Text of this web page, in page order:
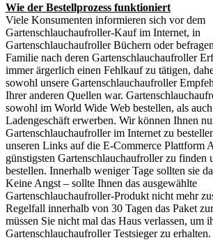
Wie der Bestellprozess funktioniert
Viele Konsumenten informieren sich vor dem
Gartenschlauchaufroller-Kauf im Internet, in
Gartenschlauchaufroller Büchern oder
Familie nach deren Gartenschlauchaufroller
immer ärgerlich einen Fehlkauf zu tätigen,
sowohl unsere Gartenschlauchaufroller
Ihrer anderen Quellen war.
sowohl im World Wide Web bestellen, als
Ladengeschäft erwerben. Wir können Ihnen
Gartenschlauchaufroller im Internet zu
unseren Links auf die E-Commerce Plattform
günstigsten Gartenschlauchaufroller zu finden
bestellen. Innerhalb weniger Tage sollten sie
Keine Angst – sollte Ihnen das ausgewählte
Gartenschlauchaufroller-Produkt nicht mehr
Regelfall innerhalb von 30 Tagen das Paket
müssen Sie nicht mal das Haus verlassen, um
Gartenschlauchaufroller Testsieger zu erhalten.